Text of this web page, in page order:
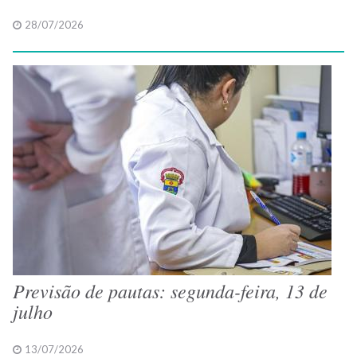
28/07/2026
Previsão de pautas: segunda-feira, 13 de
julho
13/07/2026